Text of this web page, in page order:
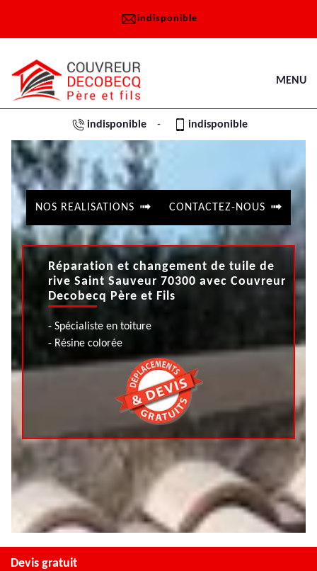
indisponible
MENU
indisponible - indisponible
NOS REALISATIONS CONTACTEZ-NOUS
Réparation et changement de tuile de
rive Saint Sauveur 70300 avec Couvreur
Decobecq Père et Fils
- Spécialiste en toiture
- Résine colorée
Devis gratuit